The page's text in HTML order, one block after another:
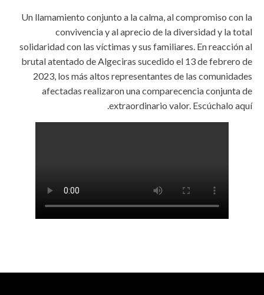
Un llamamiento conjunto a la calma, al compromiso con la
convivencia y al aprecio de la diversidad y la total
solidaridad con las víctimas y sus familiares. En reacción al
brutal atentado de Algeciras sucedido el 13 de febrero de
2023, los más altos representantes de las comunidades
afectadas realizaron una comparecencia conjunta de
extraordinario valor. Escúchalo aquí.